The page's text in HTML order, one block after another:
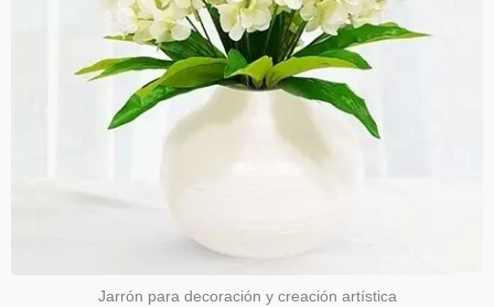
Jarrón para decoración y creación artística